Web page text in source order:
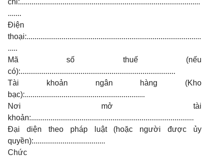
chỉ:.............................................................................................
.......
Điện
thoại:..........................................................................................
.....
Mã số thuế (nếu
có):................................................................................
Tài khoản ngân hàng (Kho
bạc):..............................................................
Nơi mở tài
khoản:....................................................................................
Đại diện theo pháp luật (hoặc người được ủy
quyền):.....................................
Chức